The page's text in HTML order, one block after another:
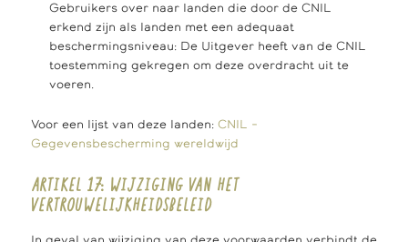
Gebruikers over naar landen die door de CNIL
erkend zijn als landen met een adequaat
beschermingsniveau: De Uitgever heeft van de CNIL
toestemming gekregen om deze overdracht uit te
voeren.
Voor een lijst van deze landen: CNIL –
Gegevensbescherming wereldwijd
ARTIKEL 17: WIJZIGING VAN HET
VERTROUWELIJKHEIDSBELEID